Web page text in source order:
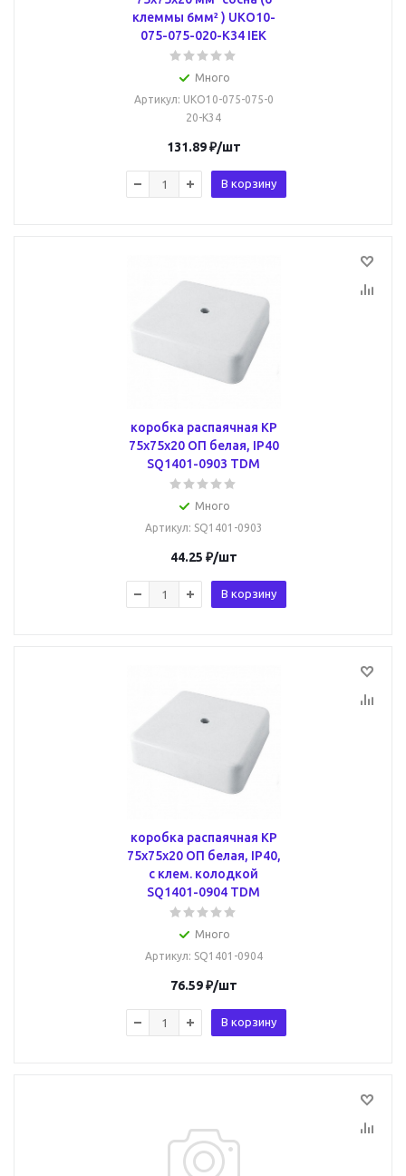
клеммы 6мм² ) UKO10-
075-075-020-K34 IEK
Много
Артикул: UKO10-075-075-0
20-K34
131.89₽/шт
В корзину
коробка распаячная КР
75х75х20 ОП белая, IP40
SQ1401-0903 TDM
Много
Артикул: SQ1401-0903
44.25 ₽/шт
В корзину
коробка распаячная КР
75х75х20 ОП белая, IP40,
с клем. колодкой
SQ1401-0904 TDM
Много
Артикул: SQ1401-0904
76.59₽/шт
В корзину